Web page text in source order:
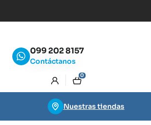
099 202 8157
Contáctanos
0
Nuestras tiendas